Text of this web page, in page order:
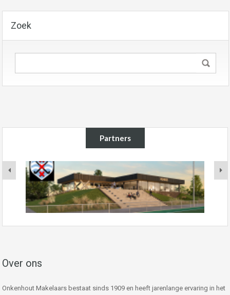
Zoek
Partners
Over ons
Onkenhout Makelaars bestaat sinds 1909 en heeft jarenlange ervaring in het